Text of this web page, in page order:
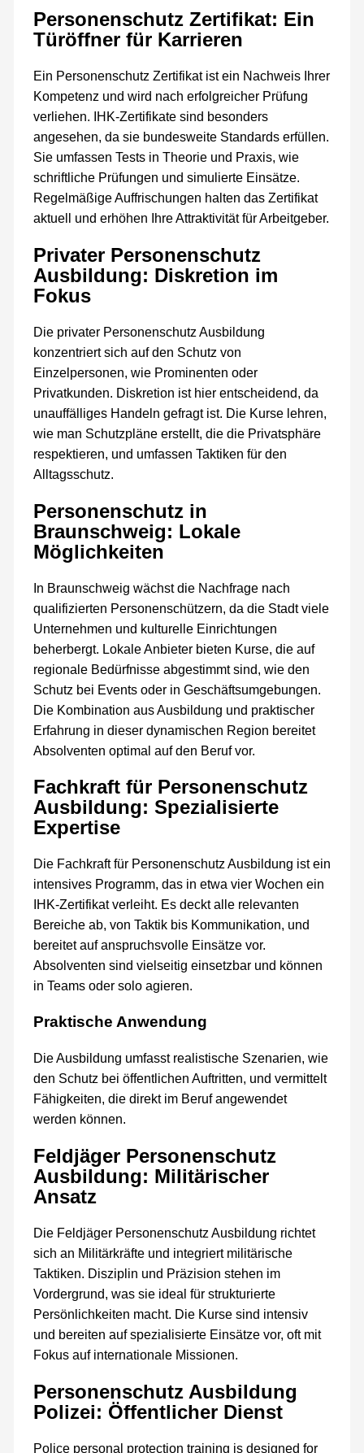
Personenschutz Zertifikat: Ein
Türöffner für Karrieren
Ein Personenschutz Zertifikat ist ein Nachweis Ihrer
Kompetenz und wird nach erfolgreicher Prüfung
verliehen. IHK-Zertifikate sind besonders
angesehen, da sie bundesweite Standards erfüllen.
Sie umfassen Tests in Theorie und Praxis, wie
schriftliche Prüfungen und simulierte Einsätze.
Regelmäßige Auffrischungen halten das Zertifikat
aktuell und erhöhen Ihre Attraktivität für Arbeitgeber.
Privater Personenschutz
Ausbildung: Diskretion im
Fokus
Die privater Personenschutz Ausbildung
konzentriert sich auf den Schutz von
Einzelpersonen, wie Prominenten oder
Privatkunden. Diskretion ist hier entscheidend, da
unauffälliges Handeln gefragt ist. Die Kurse lehren,
wie man Schutzpläne erstellt, die die Privatsphäre
respektieren, und umfassen Taktiken für den
Alltagsschutz.
Personenschutz in
Braunschweig: Lokale
Möglichkeiten
In Braunschweig wächst die Nachfrage nach
qualifizierten Personenschützern, da die Stadt viele
Unternehmen und kulturelle Einrichtungen
beherbergt. Lokale Anbieter bieten Kurse, die auf
regionale Bedürfnisse abgestimmt sind, wie den
Schutz bei Events oder in Geschäftsumgebungen.
Die Kombination aus Ausbildung und praktischer
Erfahrung in dieser dynamischen Region bereitet
Absolventen optimal auf den Beruf vor.
Fachkraft für Personenschutz
Ausbildung: Spezialisierte
Expertise
Die Fachkraft für Personenschutz Ausbildung ist ein
intensives Programm, das in etwa vier Wochen ein
IHK-Zertifikat verleiht. Es deckt alle relevanten
Bereiche ab, von Taktik bis Kommunikation, und
bereitet auf anspruchsvolle Einsätze vor.
Absolventen sind vielseitig einsetzbar und können
in Teams oder solo agieren.
Praktische Anwendung
Die Ausbildung umfasst realistische Szenarien, wie
den Schutz bei öffentlichen Auftritten, und vermittelt
Fähigkeiten, die direkt im Beruf angewendet
werden können.
Feldjäger Personenschutz
Ausbildung: Militärischer
Ansatz
Die Feldjäger Personenschutz Ausbildung richtet
sich an Militärkräfte und integriert militärische
Taktiken. Disziplin und Präzision stehen im
Vordergrund, was sie ideal für strukturierte
Persönlichkeiten macht. Die Kurse sind intensiv
und bereiten auf spezialisierte Einsätze vor, oft mit
Fokus auf internationale Missionen.
Personenschutz Ausbildung
Polizei: Öffentlicher Dienst
Police personal protection training is designed for